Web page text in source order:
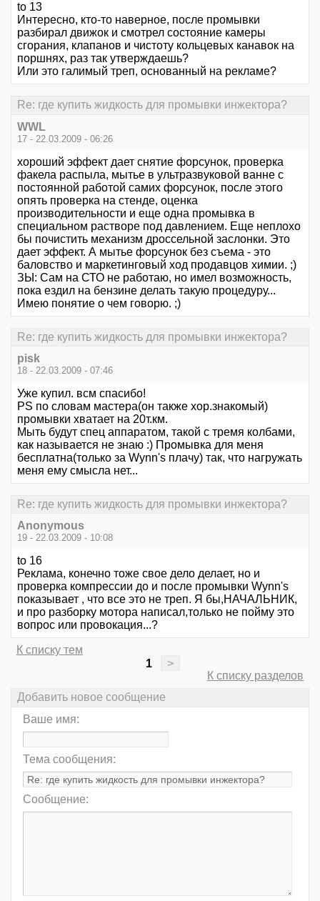
to 13
Интересно, кто-то наверное, после промывки
разбирал движок и смотрел состояние камеры
сгорания, клапанов и чистоту кольцевых канавок на
поршнях, раз так утверждаешь?
Или это галимый треп, основанный на рекламе?
Re: где купить жидкость для промывки инжектора?
WWL
17 - 22.03.2009 - 06:26
хороший эффект дает снятие форсунок, проверка
факела распыла, мытье в ультразвуковой ванне с
постоянной работой самих форсунок, после этого
опять проверка на стенде, оценка
производительности и еще одна промывка в
специальном растворе под давлением. Еще неплохо
бы почистить механизм дроссельной заслонки. Это
дает эффект. А мытье форсунок без съема - это
баловство и маркетинговый ход продавцов химии. ;)
ЗЫ: Сам на СТО не работаю, но имел возможность,
пока ездил на бензине делать такую процедуру...
Имею понятие о чем говорю. ;)
Re: где купить жидкость для промывки инжектора?
pisk
18 - 22.03.2009 - 07:46
Уже купил. всм спасибо!
PS по словам мастера(он также хор.знакомый)
промывки хватает на 20т.км.
Мыть будут спец аппаратом, такой с тремя колбами,
как называется не знаю :) Промывка для меня
бесплатна(только за Wynn's плачу) так, что нагружать
меня ему смысла нет...
Re: где купить жидкость для промывки инжектора?
Anonymous
19 - 22.03.2009 - 10:08
to 16
Реклама, конечно тоже свое дело делает, но и
проверка компрессии до и после промывки Wynn's
показывает , что все это не треп. Я бы,НАЧАЛЬНИК,
и про разборку мотора написал,только не пойму это
вопрос или провокация...?
К списку тем
1
>
К списку разделов
Добавить новое сообщение
Ваше имя:
Тема сообщения:
Сообщение: